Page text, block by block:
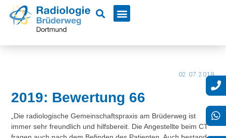
02.07.2019
2019: Bewertung 66
„Die radiologische Gemeinschaftspraxis am Brüderweg ist
immer sehr freundlich und hilfsbereit. Die Angestellte beim CT